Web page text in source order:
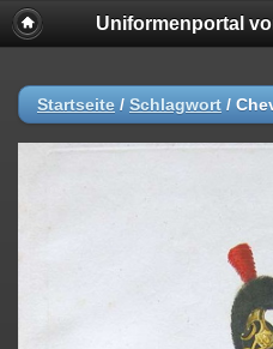
Uniformenportal
Startseite / Schlagwort /